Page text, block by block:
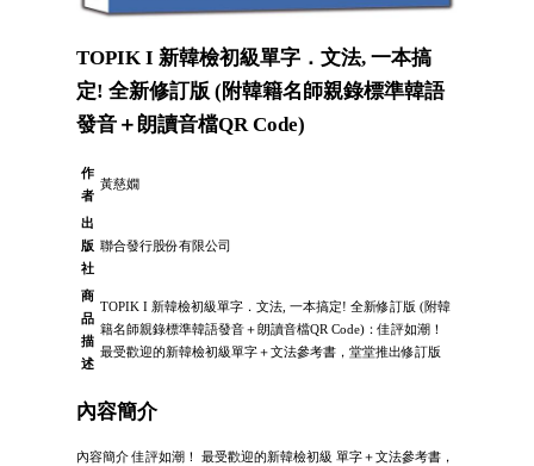
TOPIK I 新韓檢初級單字．文法, 一本搞
定! 全新修訂版 (附韓籍名師親錄標準韓語
發音＋朗讀音檔QR Code)
作
者
黃慈嫺
出
版
社
聯合發行股份有限公司
商
品
描
述
TOPIK I 新韓檢初級單字．文法, 一本搞定! 全新修訂版 (附韓
籍名師親錄標準韓語發音＋朗讀音檔QR Code)：佳評如潮！
最受歡迎的新韓檢初級單字＋文法參考書，堂堂推出修訂版
內容簡介
內容簡介 佳評如潮！ 最受歡迎的新韓檢初級 單字＋文法參考書，